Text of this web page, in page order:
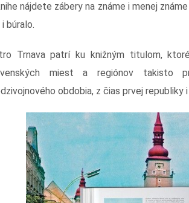
nájdete zábery na známe i menej
búralo.
Trnava patrí ku knižným titulom,
miest a regiónov takisto
obdobia, z čias prvej republiky